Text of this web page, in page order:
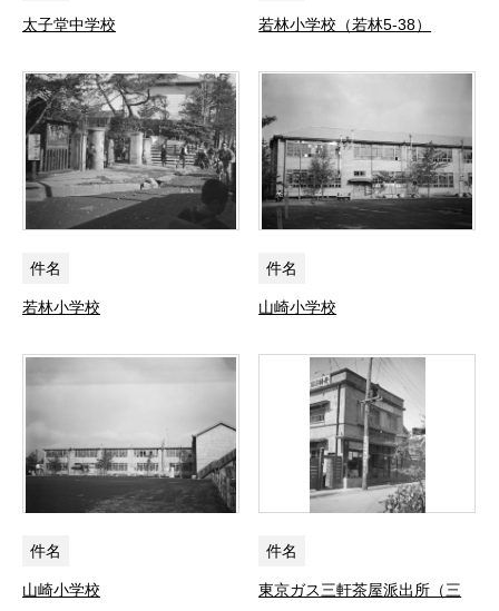
太子堂中学校 若林小学校（若林5-38）
件名
若林小学校
件名
山崎小学校
件名
山崎小学校
件名
東京ガス三軒茶屋派出所（三